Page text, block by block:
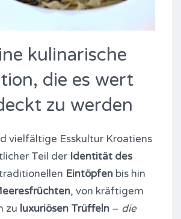
kulinarische
die es wert
zu werden
vielfältige Esskultur Kroatiens
Teil der Identität des
Eintöpfen bis hin
, von kräftigem
zu luxuriösen Trüffeln – die